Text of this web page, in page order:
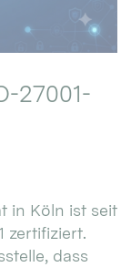
27001-
in Köln ist seit
zertifiziert.
dass